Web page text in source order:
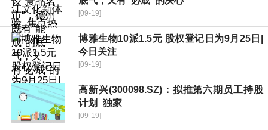
[09-19]
博雅生物10派1.5元 股权登记日为9月25日|
今日关注
[09-19]
高新兴(300098.SZ)：拟推第六期员工持股
计划_独家
[09-19]